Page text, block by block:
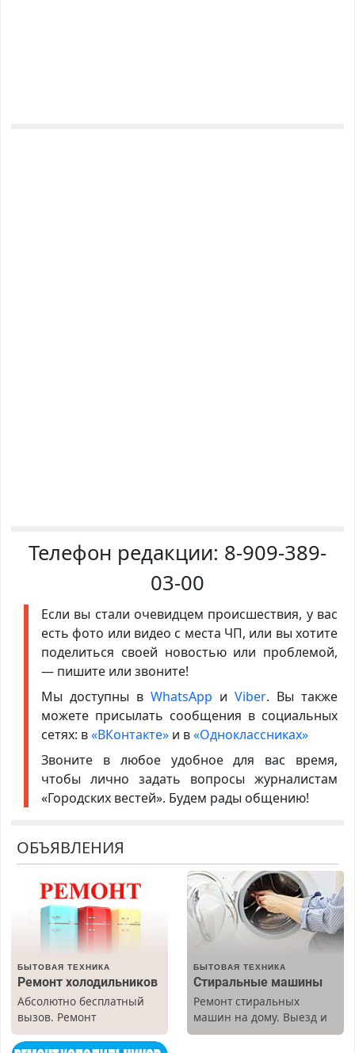
Телефон редакции: 8-909-389-
03-00
Если вы стали очевидцем происшествия, у вас
есть фото или видео с места ЧП, или вы хотите
поделиться своей новостью или проблемой,
— пишите или звоните!
Мы доступны в WhatsApp иViber. Вы также
можете присылать сообщения в социальных
сетях: в«ВКонтакте»и в«Одноклассниках»
Звоните в любое удобное для вас время,
чтобы лично задать вопросы журналистам
«Городских вестей». Будем рады общению!
ОБЪЯВЛЕНИЯ
БЫТОВАЯ ТЕХНИКА
Ремонт холодильников
Абсолютно бесплатный
вызов. Ремонт
холодильников всех
марок на дому, с
БЫТОВАЯ ТЕХНИКА
Стиральные машины
Ремонт стиральных
машин на дому. Выезд и
диагностика бесплатно.